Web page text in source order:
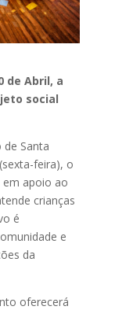
de Abril, a
social
de Santa
feira), o
em apoio ao
crianças
é
e
da
oferecerá